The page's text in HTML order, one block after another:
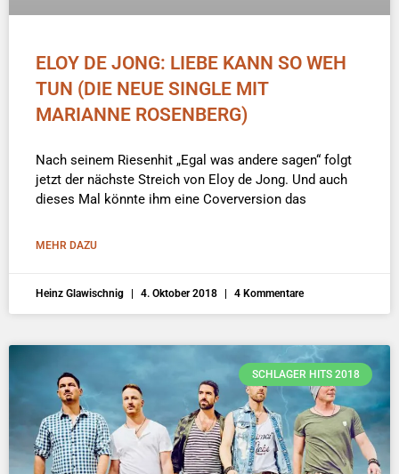
ELOY DE JONG: LIEBE KANN SO WEH
TUN (DIE NEUE SINGLE MIT
MARIANNE ROSENBERG)
Nach seinem Riesenhit „Egal was andere sagen“ folgt
jetzt der nächste Streich von Eloy de Jong. Und auch
dieses Mal könnte ihm eine Coverversion das
MEHR DAZU
Heinz Glawischnig 4. Oktober 2018 4 Kommentare
SCHLAGER HITS 2018